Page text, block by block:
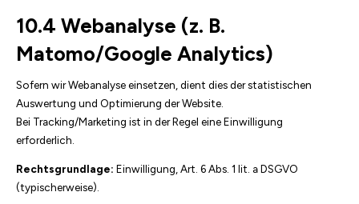
10.4 Webanalyse (z. B.
Matomo/Google Analytics)
Sofern wir Webanalyse einsetzen, dient dies der statistischen
Auswertung und Optimierung der Website.
Bei Tracking/Marketing ist in der Regel eine Einwilligung
erforderlich.
Rechtsgrundlage: Einwilligung, Art. 6 Abs. 1 lit. a DSGVO
(typischerweise).